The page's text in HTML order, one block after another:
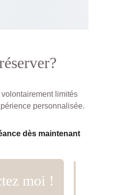
moi !
limités
personnalisée.
dès maintenant